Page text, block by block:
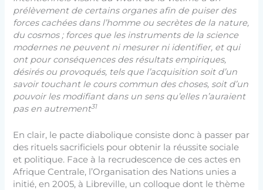
prélèvement de certains organes afin de puiser des
forces cachées dans l’homme ou secrètes de la nature,
du cosmos ; forces que les instruments de la science
modernes ne peuvent ni mesurer ni identifier, et qui
ont pour conséquences des résultats empiriques,
désirés ou provoqués, tels que l’acquisition soit d’un
savoir touchant le cours commun des choses, soit d’un
pouvoir les modifiant dans un sens qu’elles n’auraient
pas en autrement31
En clair, le pacte diabolique consiste donc à passer par
des rituels sacrificiels pour obtenir la réussite sociale
et politique. Face à la recrudescence de ces actes en
Afrique Centrale, l’Organisation des Nations unies a
initié, en 2005, à Libreville, un colloque dont le thème